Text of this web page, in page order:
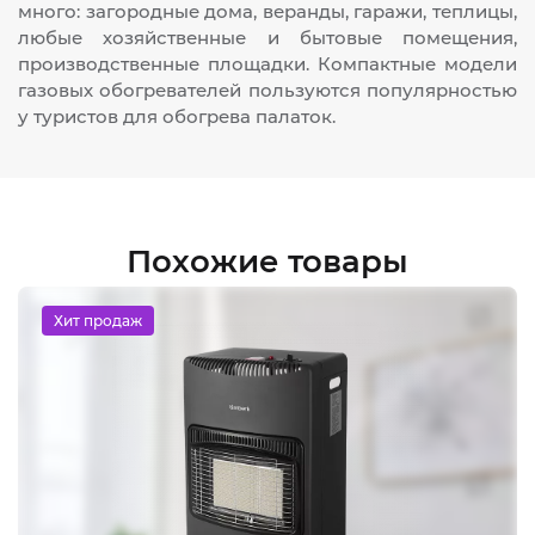
много: загородные дома, веранды, гаражи, теплицы,
любые хозяйственные и бытовые помещения,
производственные площадки. Компактные модели
газовых обогревателей пользуются популярностью
у туристов для обогрева палаток.
Похожие товары
Хит продаж